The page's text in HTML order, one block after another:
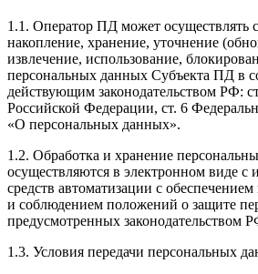
1.1. Оператор ПД может осуществлять
накопление, хранение, уточнение
извлечение, использование,
персональных данных Субъекта ПД в
действующим законодательством РФ:
Российской Федерации, ст. 6
«О персональных данных».
1.2. Обработка и хранение
осуществляются в электронном виде с
средств автоматизации с
и соблюдением положений о защите
предусмотренных законодательством
1.3. Условия передачи персональных